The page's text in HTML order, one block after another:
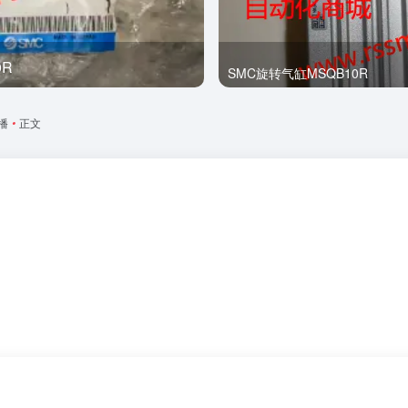
SMC旋转气缸MSQB10R
• 正文